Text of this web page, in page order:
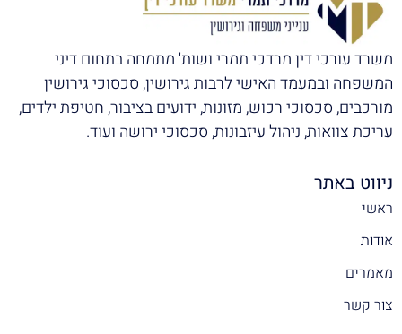
משרד עורכי דין מרדכי תמרי ושות' מתמחה בתחום דיני
המשפחה ובמעמד האישי לרבות גירושין, סכסוכי גירושין
מורכבים, סכסוכי רכוש, מזונות, ידועים בציבור, חטיפת ילדים,
עריכת צוואות, ניהול עיזבונות, סכסוכי ירושה ועוד.
ניווט באתר
ראשי
אודות
מאמרים
צור קשר